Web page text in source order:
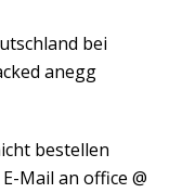
bei
anegg
bestellen
Mail an office @